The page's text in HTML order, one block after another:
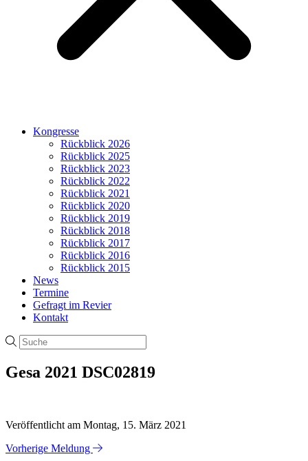
Kongresse
Rückblick 2026
Rückblick 2025
Rückblick 2023
Rückblick 2022
Rückblick 2021
Rückblick 2020
Rückblick 2019
Rückblick 2018
Rückblick 2017
Rückblick 2016
Rückblick 2015
News
Termine
Gefragt im Revier
Kontakt
Gesa 2021 DSC02819
Veröffentlicht am Montag, 15. März 2021
Vorherige Meldung